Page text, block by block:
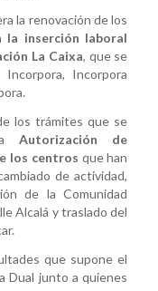
la renovación de los
la inserción laboral
La Caixa, que se
Incorpora
los trámites que se
Autorización de
los centros que han
de actividad,
de la Comunidad
Alcalá y traslado del
que supone el
Dual junto a quienes